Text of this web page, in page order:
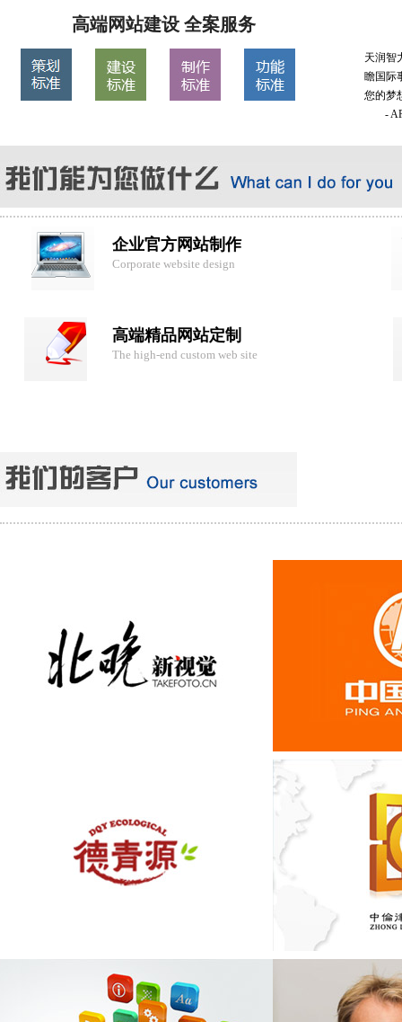
高端网站建设 全案服务
天润智
瞻国际
您的梦
-
企业官方网站制作
Corporate website design
高端精品网站定制
The high-end custom web site